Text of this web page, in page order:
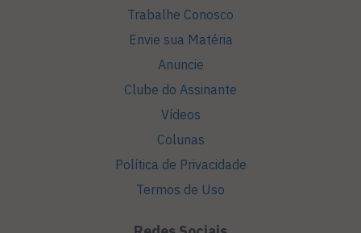
Trabalhe Conosco
Envie sua Matéria
Anuncie
Clube do Assinante
Vídeos
Colunas
Política de Privacidade
Termos de Uso